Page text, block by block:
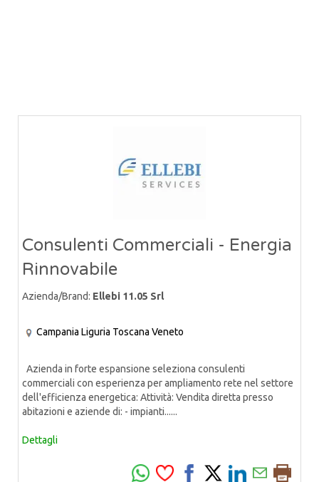
Consulenti Commerciali - Energia
Rinnovabile
Azienda/Brand: Ellebi 11.05 Srl
Campania Liguria Toscana Veneto
Azienda in forte espansione seleziona consulenti
commerciali con esperienza per ampliamento rete nel settore
dell'efficienza energetica: Attività: Vendita diretta presso
abitazioni e aziende di: - impianti......
Dettagli